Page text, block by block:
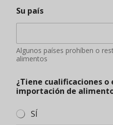
Su país
Algunos países prohíben o
alimentos
¿Tiene cualificaciones o
importación de
SÍ